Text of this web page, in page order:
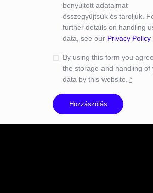
benyújtott adataimat
összegyűjtsük és tároljuk.
further details on handling
data, see our Privacy Policy
By using this form you
the storage and handling of
data by this website. *